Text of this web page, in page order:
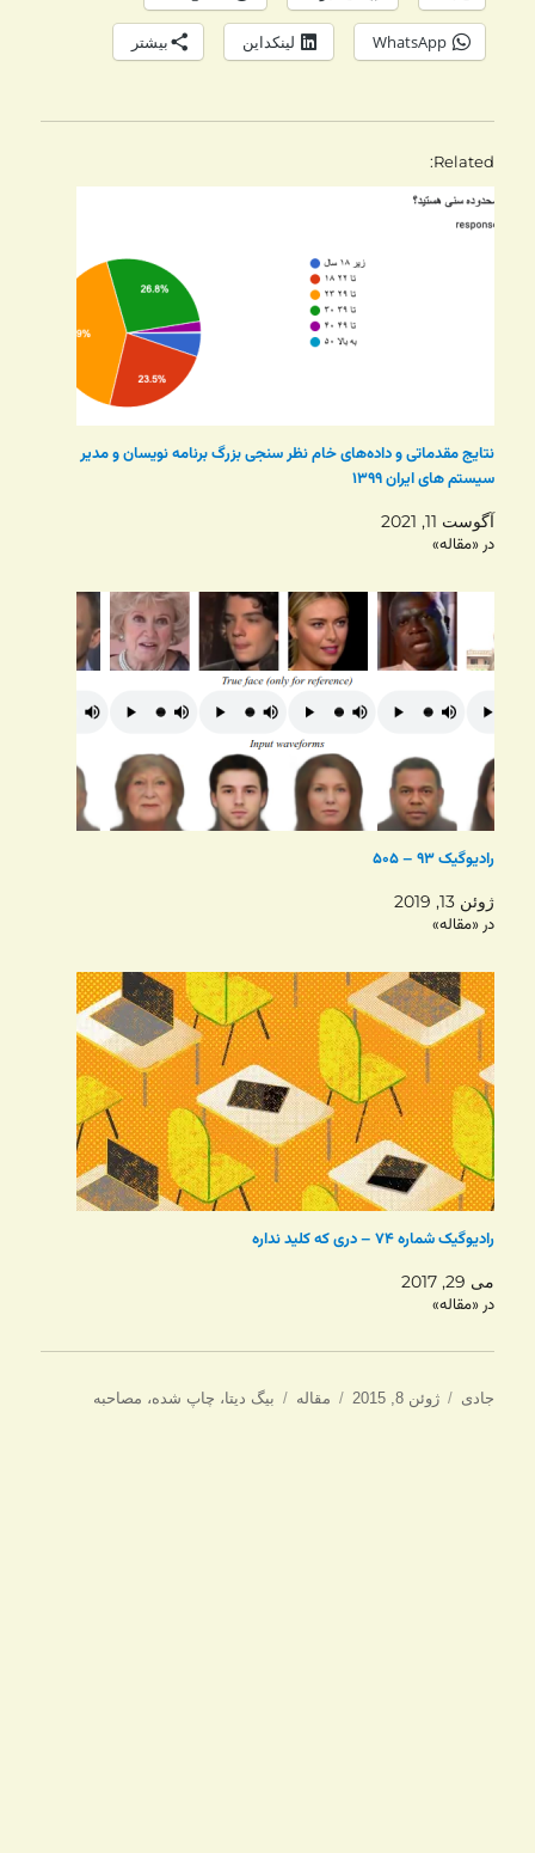
WhatsApp لینکداین بیشتر
Related
نتایج مقدماتی و داده‌های خام نظر سنجی بزرگ برنامه نویسان و مدیر
سیستم های ایران ۱۳۹۹
آگوست 11, 2021
در «مقاله»
رادیوگیک ۹۳ – ۵۰۵
ژوئن 13, 2019
در «مقاله»
رادیوگیک شماره ۷۴ – دری که کلید نداره
می 29, 2017
در «مقاله»
نویسنده
جادی
ارسال
ژوئن 8, 2015 دسته‌ها
مقاله برچسب‌ها
بیگ دیتا، چاپ شده، مصاحبه